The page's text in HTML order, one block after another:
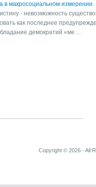
в макросоциальном измерении.
- невозможность
как последнее
демократий «ме ...
Copyright © 2026 - All